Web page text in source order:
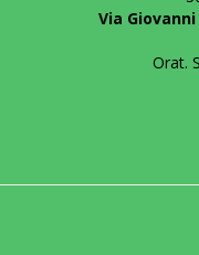
Via
Orat.